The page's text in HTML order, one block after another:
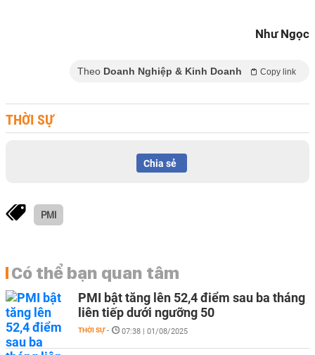
Như Ngọc
Theo Doanh Nghiệp & Kinh Doanh Copy link
THỜI SỰ
Chia sẻ
PMI
Có thể bạn quan tâm
PMI bật tăng lên 52,4 điểm sau ba tháng
liên tiếp dưới ngưỡng 50
THỜI SỰ - 07:38 | 01/08/2025